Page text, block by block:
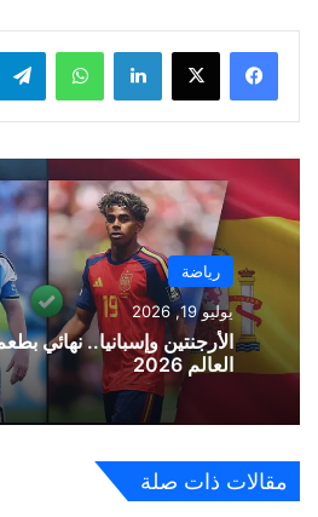
لينكدإن واتساب
رياضة
يوليو 19, 2026
الأرجنتين وإسبانيا.. نهائي
العالم 2026
مقالات ذات صلة